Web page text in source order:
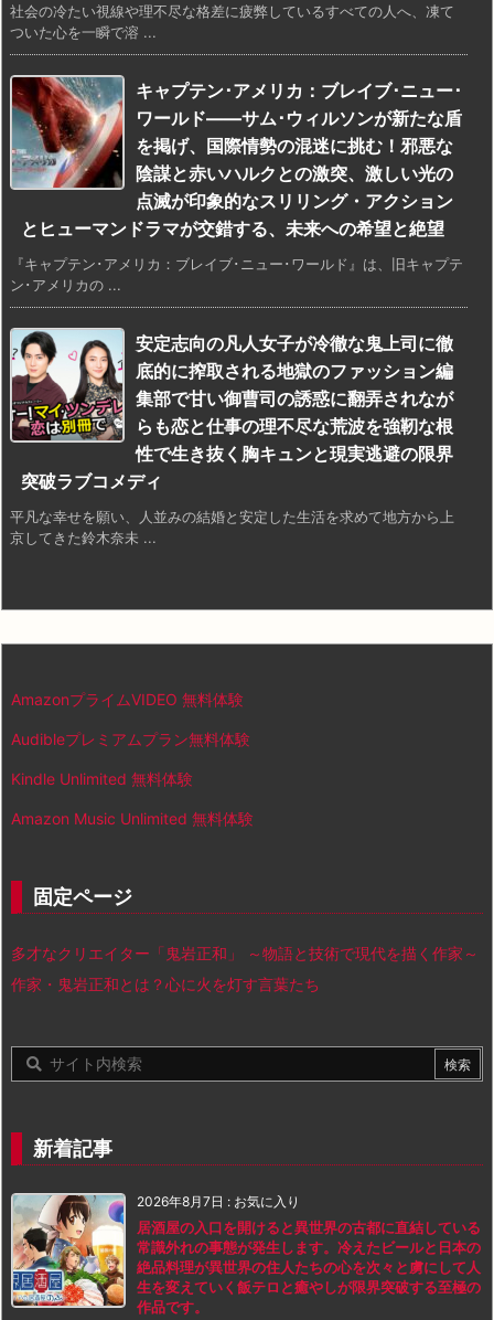
社会の冷たい視線や理不尽な格差に疲弊しているすべての人へ、凍て
ついた心を一瞬で溶 ...
キャプテン･アメリカ：ブレイブ･ニュー･
ワールド――サム･ウィルソンが新たな盾
を掲げ、国際情勢の混迷に挑む！邪悪な
陰謀と赤いハルクとの激突、激しい光の
点滅が印象的なスリリング・アクション
とヒューマンドラマが交錯する、未来への希望と絶望
『キャプテン･アメリカ：ブレイブ･ニュー･ワールド』は、旧キャプテ
ン･アメリカの ...
安定志向の凡人女子が冷徹な鬼上司に徹
底的に搾取される地獄のファッション編
集部で甘い御曹司の誘惑に翻弄されなが
らも恋と仕事の理不尽な荒波を強靭な根
性で生き抜く胸キュンと現実逃避の限界
突破ラブコメディ
平凡な幸せを願い、人並みの結婚と安定した生活を求めて地方から上
京してきた鈴木奈未 ...
AmazonプライムVIDEO 無料体験
Audibleプレミアムプラン無料体験
Kindle Unlimited 無料体験
Amazon Music Unlimited 無料体験
固定ページ
多才なクリエイター「鬼岩正和」 ～物語と技術で現代を描く作家～
作家・鬼岩正和とは？心に火を灯す言葉たち
新着記事
2026年8月7日 : お気に入り
居酒屋の入口を開けると異世界の古都に直結している
常識外れの事態が発生します。冷えたビールと日本の
絶品料理が異世界の住人たちの心を次々と虜にして人
生を変えていく飯テロと癒やしが限界突破する至極の
作品です。